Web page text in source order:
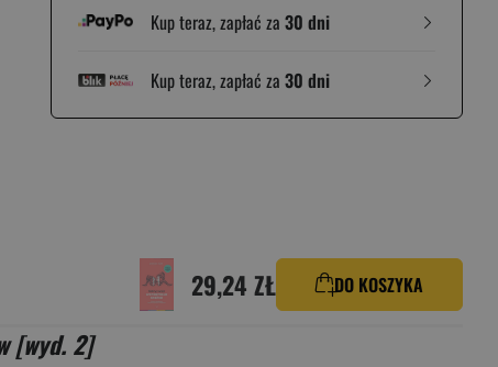
Kup teraz, zapłać za 30 dni
Kup teraz, zapłać za 30 dni
29,24 ZŁ DO KOSZYKA
[wyd. 2]